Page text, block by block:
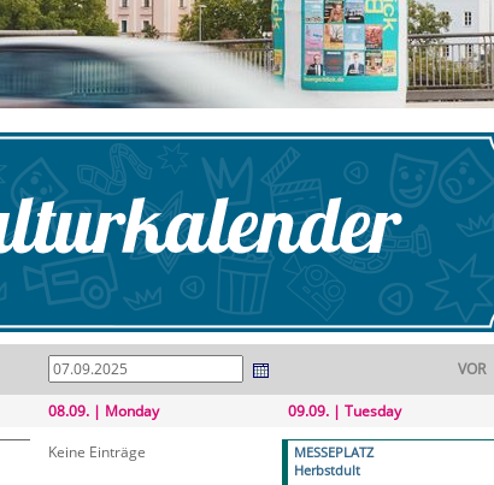
VOR
08.09. | Monday
Keine Einträge
09.09. | Tuesday
MESSEPLATZ
Herbstdult